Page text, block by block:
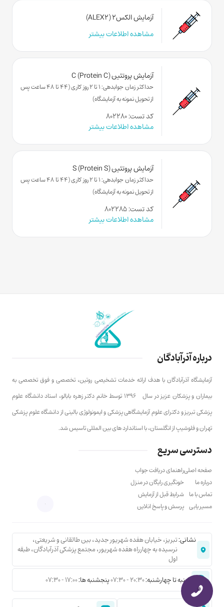
آزمایش الکس۲ (ALEX2)
مشاهده اطلاعات بیشتر
آزمایش پروتئین C (Protein C)
حداکثر زمان جوابدهی: 1 تا 2 روز کاری (44 تا 48 ساعت پس
از تحویل نمونه به آزمایشگاه)
کد تست: ۸۰۲۲۸۰
مشاهده اطلاعات بیشتر
آزمایش پروتئین S (Protein S)
حداکثر زمان جوابدهی: 1 تا 2 روز کاری (44 تا 48 ساعت پس
از تحویل نمونه به آزمایشگاه)
کد تست: ۸۰۲۲۸۵
مشاهده اطلاعات بیشتر
درباره آذرآبادگان
آزمایشگاه آذرآبادگان با هدف ارائه خدمات تشخیصی روتین، تخصصی و فوق تخصصی به
بیماران و پزشکان عزیز در سال ۱۳۹۶ توسط خانم دکتر زهره بابالو، استاد دانشگاه علوم
پزشکی تبریز و دکترای علوم آزمایشگاهی پزشکی و ایمونولوژی بالینی از دانشگاه علوم پزشکی
تهران و فلوشیپ از انگلستان، با استاندارد های بین المللی تاسیس شد.
دسترسی سریع
صفحه اصلی
درباره ما
تماس با ما
مسیر یابی
راهنمای دریافت جواب
خونگیری رایگان در منزل
شرایط قبل از آزمایش
پرسش و پاسخ انلاین
نشانی:تبریز، خیابان هفده شهریور جدید، بین طالقانی و شریعتی،
نرسیده به چهارراه هفده شهریور، مجتمع پزشکی آذرآبادگان، طبقه
اول
شنبه تا چهارشنبه:20:30 - 07:30 پنجشنبه ها:17:00 - 07:30